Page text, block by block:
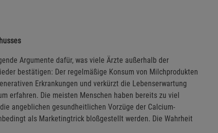
Argumente dafür, was viele Ärzte außerhalb der
bestätigen: Der regelmäßige Konsum von Milchprodukten
Erkrankungen und verkürzt die Lebenserwartung
erfahren. Die meisten Menschen haben bereits zu viel
angeblichen gesundheitlichen Vorzüge der Calcium-
als Marketingtrick bloßgestellt werden. Die Wahrheit